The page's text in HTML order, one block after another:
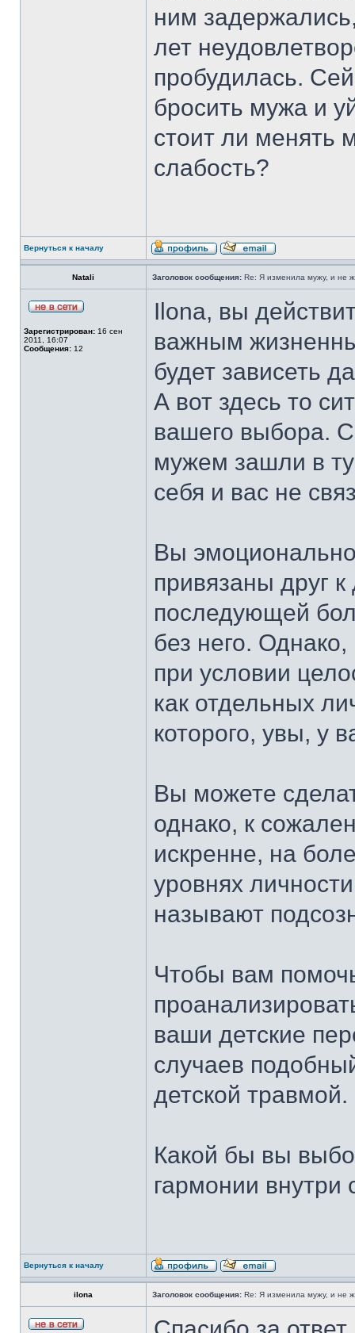
ним
лет
пробудилась.
бросить мужа и
стоит ли менять
слабость?
Вернуться к началу
Natali Заголовок сообщения: Re: Я изменила мужу, и не
Зарегистрирован: 16 сен
2011, 16:07
Сообщения: 12
Ilona, вы
важным
будет зависеть
А вот здесь то
вашего выбора.
мужем зашли в
себя и вас не
Вы
привязаны друг
последующей
без него.
при условии
как отдельных
которого, увы, у
Вы можете
однако, к
искренне, на
уровнях
называют
Чтобы вам
ваши детские
случаев
детской травмой.
Какой бы вы
гармонии
Вернуться к началу
ilona Заголовок сообщения: Re: Я изменила мужу, и не